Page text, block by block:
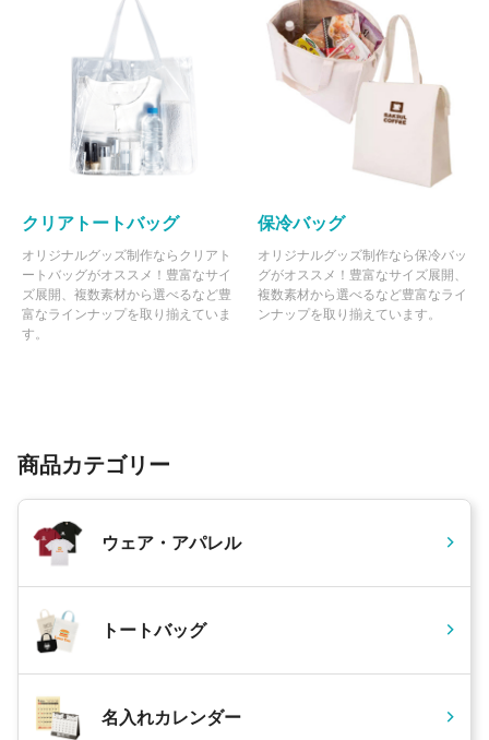
クリアトートバッグ
オリジナルグッズ制作ならクリアト
ートバッグがオススメ！豊富なサイ
ズ展開、複数素材から選べるなど豊
富なラインナップを取り揃えていま
す。
保冷バッグ
オリジナルグッズ制作なら保冷バッ
グがオススメ！豊富なサイズ展開、
複数素材から選べるなど豊富なライ
ンナップを取り揃えています。
商品カテゴリー
ウェア・アパレル
トートバッグ
名入れカレンダー